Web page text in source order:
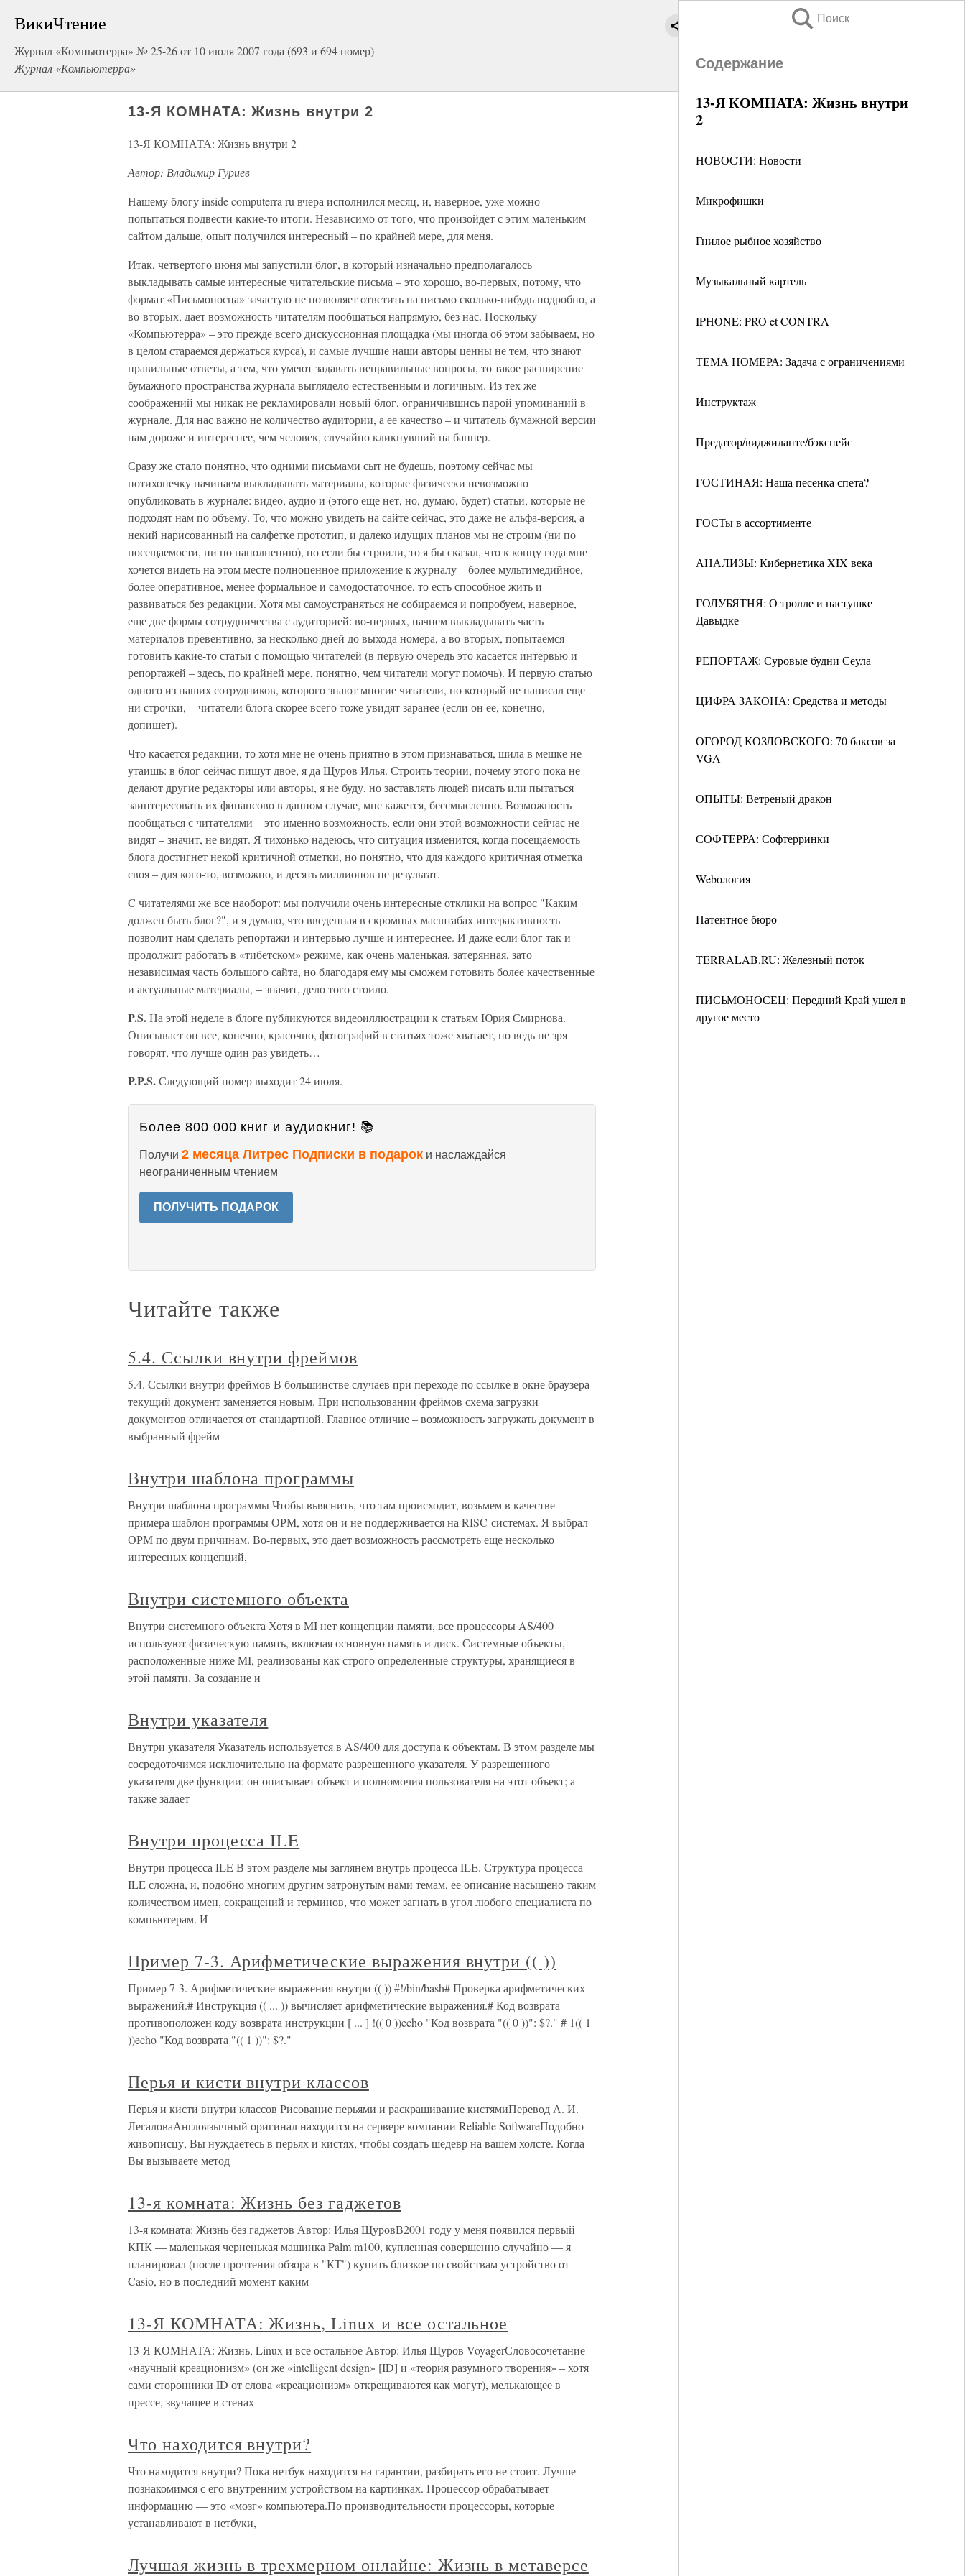
ВикиЧтение
Журнал «Компьютерра» № 25-26 от 10 июля 2007 года (693 и 694 номер)
Журнал «Компьютерра»
Поиск
Содержание
13-Я КОМНАТА: Жизнь внутри
2
НОВОСТИ: Новости
Микрофишки
Гнилое рыбное хозяйство
Музыкальный картель
IPHONE: PRO et CONTRA
ТЕМА НОМЕРА: Задача с ограничениями
Инструктаж
Предатор/виджиланте/бэкспейс
ГОСТИНАЯ: Наша песенка спета?
ГОСТы в ассортименте
АНАЛИЗЫ: Кибернетика XIX века
ГОЛУБЯТНЯ: О тролле и пастушке
Давыдке
РЕПОРТАЖ: Суровые будни Сеула
ЦИФРА ЗАКОНА: Средства и методы
ОГОРОД КОЗЛОВСКОГО: 70 баксов за
VGA
ОПЫТЫ: Ветреный дракон
СОФТЕРРА: Софтерринки
Webология
Патентное бюро
TERRALAB.RU: Железный поток
ПИСЬМОНОСЕЦ: Передний Край ушел в
другое место
13-Я КОМНАТА: Жизнь внутри 2
13-Я КОМНАТА: Жизнь внутри 2
Автор: Владимир Гуриев
Нашему блогу inside computerra ru вчера исполнился месяц, и, наверное, уже можно
попытаться подвести какие-то итоги. Независимо от того, что произойдет с этим маленьким
сайтом дальше, опыт получился интересный – по крайней мере, для меня.
Итак, четвертого июня мы запустили блог, в который изначально предполагалось
выкладывать самые интересные читательские письма – это хорошо, во-первых, потому, что
формат «Письмоносца» зачастую не позволяет ответить на письмо сколько-нибудь подробно, а
во-вторых, дает возможность читателям пообщаться напрямую, без нас. Поскольку
«Компьютерра» – это прежде всего дискуссионная площадка (мы иногда об этом забываем, но
в целом стараемся держаться курса), и самые лучшие наши авторы ценны не тем, что знают
правильные ответы, а тем, что умеют задавать неправильные вопросы, то такое расширение
бумажного пространства журнала выглядело естественным и логичным. Из тех же
соображений мы никак не рекламировали новый блог, ограничившись парой упоминаний в
журнале. Для нас важно не количество аудитории, а ее качество – и читатель бумажной версии
нам дороже и интереснее, чем человек, случайно кликнувший на баннер.
Сразу же стало понятно, что одними письмами сыт не будешь, поэтому сейчас мы
потихонечку начинаем выкладывать материалы, которые физически невозможно
опубликовать в журнале: видео, аудио и (этого еще нет, но, думаю, будет) статьи, которые не
подходят нам по объему. То, что можно увидеть на сайте сейчас, это даже не альфа-версия, а
некий нарисованный на салфетке прототип, и далеко идущих планов мы не строим (ни по
посещаемости, ни по наполнению), но если бы строили, то я бы сказал, что к концу года мне
хочется видеть на этом месте полноценное приложение к журналу – более мультимедийное,
более оперативное, менее формальное и самодостаточное, то есть способное жить и
развиваться без редакции. Хотя мы самоустраняться не собираемся и попробуем, наверное,
еще две формы сотрудничества с аудиторией: во-первых, начнем выкладывать часть
материалов превентивно, за несколько дней до выхода номера, а во-вторых, попытаемся
готовить какие-то статьи с помощью читателей (в первую очередь это касается интервью и
репортажей – здесь, по крайней мере, понятно, чем читатели могут помочь). И первую статью
одного из наших сотрудников, которого знают многие читатели, но который не написал еще
ни строчки, – читатели блога скорее всего тоже увидят заранее (если он ее, конечно,
допишет).
Что касается редакции, то хотя мне не очень приятно в этом признаваться, шила в мешке не
утаишь: в блог сейчас пишут двое, я да Щуров Илья. Строить теории, почему этого пока не
делают другие редакторы или авторы, я не буду, но заставлять людей писать или пытаться
заинтересовать их финансово в данном случае, мне кажется, бессмысленно. Возможность
пообщаться с читателями – это именно возможность, если они этой возможности сейчас не
видят – значит, не видят. Я тихонько надеюсь, что ситуация изменится, когда посещаемость
блога достигнет некой критичной отметки, но понятно, что для каждого критичная отметка
своя – для кого-то, возможно, и десять миллионов не результат.
C читателями же все наоборот: мы получили очень интересные отклики на вопрос "Каким
должен быть блог?", и я думаю, что введенная в скромных масштабах интерактивность
позволит нам сделать репортажи и интервью лучше и интереснее. И даже если блог так и
продолжит работать в «тибетском» режиме, как очень маленькая, затерянная, зато
независимая часть большого сайта, но благодаря ему мы сможем готовить более качественные
и актуальные материалы, – значит, дело того стоило.
P.S.На этой неделе в блоге публикуются видеоиллюстрации к статьям Юрия Смирнова.
Описывает он все, конечно, красочно, фотографий в статьях тоже хватает, но ведь не зря
говорят, что лучше один раз увидеть…
P.P.S.Следующий номер выходит 24 июля.
Более 800 000 книг и аудиокниг! 📚
Получи 2 месяца Литрес Подписки в подарок и наслаждайся
неограниченным чтением
ПОЛУЧИТЬ ПОДАРОК
Читайте также
5.4. Ссылки внутри фреймов
5.4. Ссылки внутри фреймов В большинстве случаев при переходе по ссылке в окне браузера
текущий документ заменяется новым. При использовании фреймов схема загрузки
документов отличается от стандартной. Главное отличие – возможность загружать документ в
выбранный фрейм
Внутри шаблона программы
Внутри шаблона программы Чтобы выяснить, что там происходит, возьмем в качестве
примера шаблон программы ОРМ, хотя он и не поддерживается на RISC-системах. Я выбрал
ОРМ по двум причинам. Во-первых, это дает возможность рассмотреть еще несколько
интересных концепций,
Внутри системного объекта
Внутри системного объекта Хотя в MI нет концепции памяти, все процессоры AS/400
используют физическую память, включая основную память и диск. Системные объекты,
расположенные ниже MI, реализованы как строго определенные структуры, хранящиеся в
этой памяти. За создание и
Внутри указателя
Внутри указателя Указатель используется в AS/400 для доступа к объектам. В этом разделе мы
сосредоточимся исключительно на формате разрешенного указателя. У разрешенного
указателя две функции: он описывает объект и полномочия пользователя на этот объект; а
также задает
Внутри процесса ILE
Внутри процесса ILE В этом разделе мы заглянем внутрь процесса ILE. Структура процесса
ILE сложна, и, подобно многим другим затронутым нами темам, ее описание насыщено таким
количеством имен, сокращений и терминов, что может загнать в угол любого специалиста по
компьютерам. И
Пример 7-3. Арифметические выражения внутри (( ))
Пример 7-3. Арифметические выражения внутри (( )) #!/bin/bash# Проверка арифметических
выражений.# Инструкция (( ... )) вычисляет арифметические выражения.# Код возврата
противоположен коду возврата инструкции [ ... ] !(( 0 ))echo "Код возврата "(( 0 ))": $?." # 1(( 1
))echo "Код возврата "(( 1 ))": $?."
Перья и кисти внутри классов
Перья и кисти внутри классов Рисование перьями и раскрашивание кистямиПеревод А. И.
ЛегаловаАнглоязычный оригинал находится на сервере компании Reliable SoftwareПодобно
живописцу, Вы нуждаетесь в перьях и кистях, чтобы создать шедевр на вашем холсте. Когда
Вы вызываете метод
13-я комната: Жизнь без гаджетов
13-я комната: Жизнь без гаджетов Автор: Илья ЩуровВ2001 году у меня появился первый
КПК — маленькая черненькая машинка Palm m100, купленная совершенно случайно — я
планировал (после прочтения обзора в "КТ") купить близкое по свойствам устройство от
Casio, но в последний момент каким
13-Я КОМНАТА: Жизнь, Linux и все остальное
13-Я КОМНАТА: Жизнь, Linux и все остальное Автор: Илья Щуров VoyagerСловосочетание
«научный креационизм» (он же «intelligent design» [ID] и «теория разумного творения» – хотя
сами сторонники ID от слова «креационизм» открещиваются как могут), мелькающее в
прессе, звучащее в стенах
Что находится внутри?
Что находится внутри? Пока нетбук находится на гарантии, разбирать его не стоит. Лучше
познакомимся с его внутренним устройством на картинках. Процессор обрабатывает
информацию — это «мозг» компьютера.По производительности процессоры, которые
устанавливают в нетбуки,
Лучшая жизнь в трехмерном онлайне: Жизнь в метаверсе